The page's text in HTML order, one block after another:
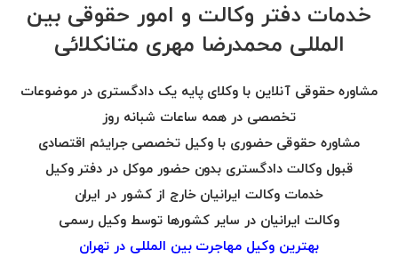
خدمات دفتر وکالت و امور حقوقی بین
المللی محمدرضا مهری متانکلائی
مشاوره حقوقی آنلاین با وکلای پایه یک دادگستری در موضوعات
تخصصی در همه ساعات شبانه روز
مشاوره حقوقی حضوری با وکیل تخصصی جرایئم اقتصادی
قبول وکالت دادگستری بدون حضور موکل در دفتر وکیل
خدمات وکالت ایرانیان خارج از کشور در ایران
وکالت ایرانیان در سایر کشورها توسط وکیل رسمی
بهترین وکیل مهاجرت بین المللی در تهران